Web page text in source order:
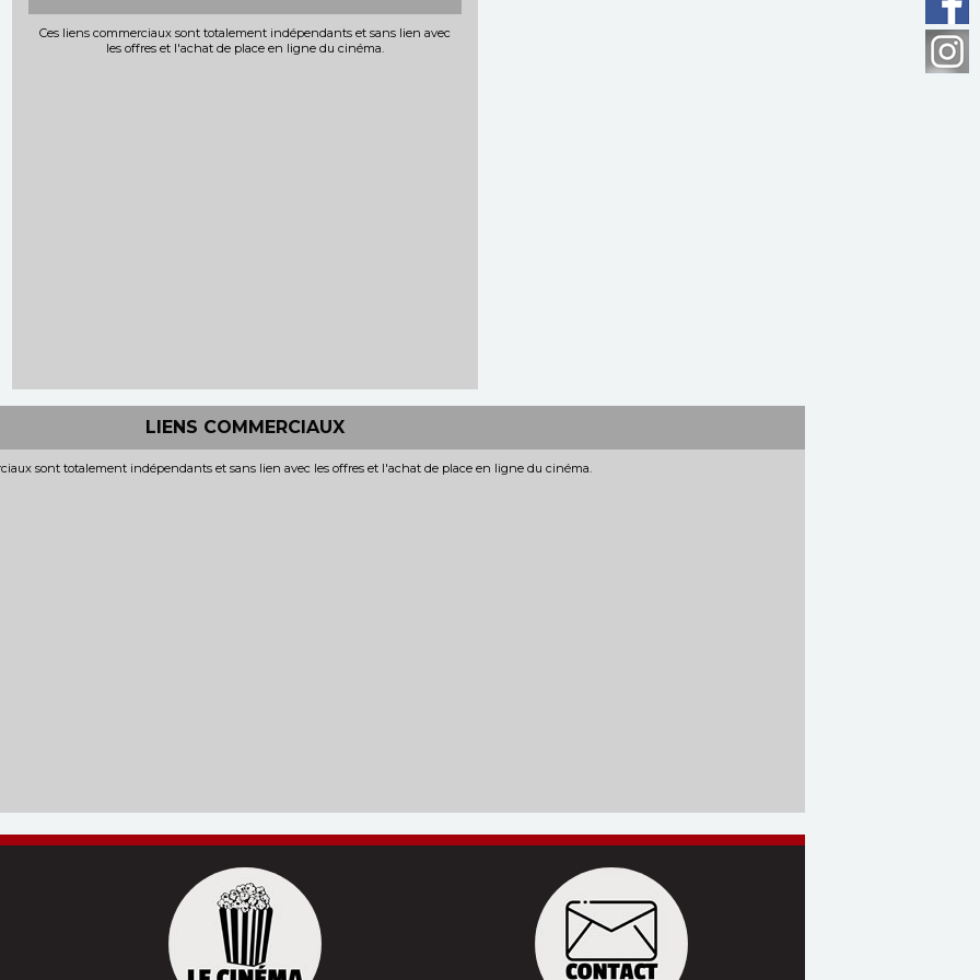
Ces liens commerciaux sont totalement indépendants et sans lien avec
les offres et l'achat de place en ligne du cinéma.
LIENS COMMERCIAUX
sont totalement indépendants et sans lien avec les offres et l'achat de place en ligne du cinéma.